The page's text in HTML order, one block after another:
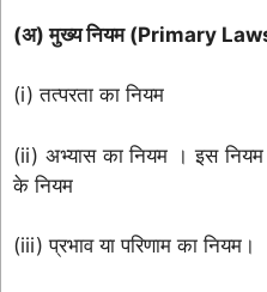
(अ) मुख्य नियम (Primary
(i) तत्परता का नियम
(ii) अभ्यास का नियम । इस
के नियम
(iii) प्रभाव या परिणाम का नियम।